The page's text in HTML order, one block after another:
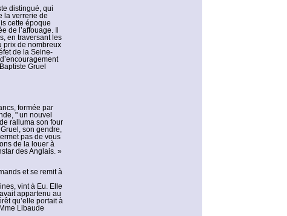
distingué, qui
la verrerie de
cette époque
de l’affouage. Il
en traversant les
prix de nombreux
de la Seine-
Gruel
formée par
" un nouvel
ralluma son four
son gendre,
pas de vous
de la louer à
des Anglais. »
et se remit à
vint à Eu. Elle
appartenu au
qu’elle portait à
Libaude